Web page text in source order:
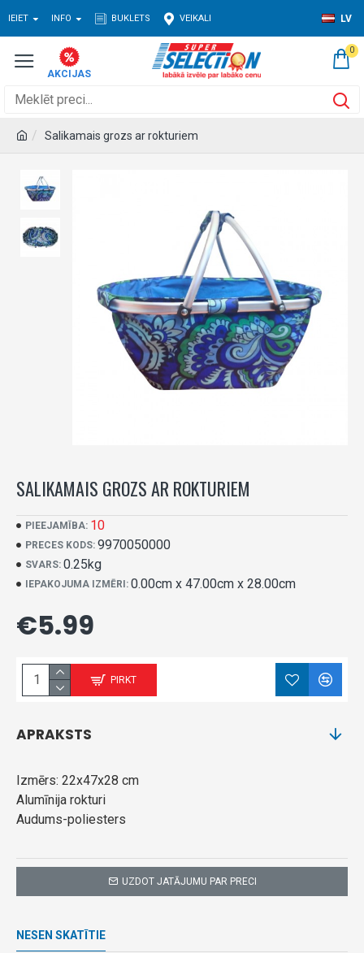
IEIET INFO BUKLETS VEIKALI LV
0
Salikamais grozs ar rokturiem
SALIKAMAIS GROZS AR ROKTURIEM
PIEEJAMĪBA: 10
PRECES KODS: 9970050000
SVARS: 0.25kg
IEPAKOJUMA IZMĒRI: 0.00cm x 47.00cm x 28.00cm
€5.99
PIRKT
UZDOT JATĀJUMU PAR PRECI
APRAKSTS
Izmērs: 22x47x28 cm
Alumīnija rokturi
Audums-poliesters
NESEN SKATĪTIE